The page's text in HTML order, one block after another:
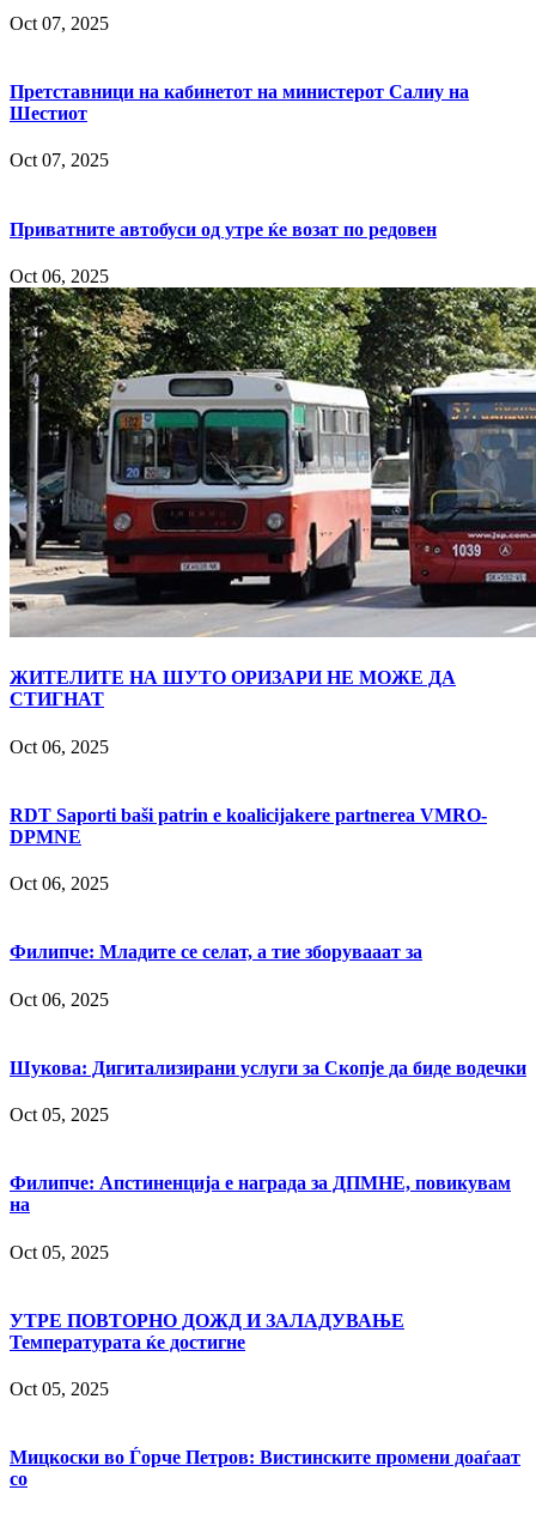
Oct 07, 2025
Претставници на кабинетот на министерот Салиу на
Шестиот
Oct 07, 2025
Приватните автобуси од утре ќе возат по редовен
Oct 06, 2025
ЖИТЕЛИТЕ НА ШУТО ОРИЗАРИ НЕ МОЖЕ ДА
СТИГНАТ
Oct 06, 2025
RDT Saporti baši patrin e koalicijakere partnerea VMRO-
DPMNE
Oct 06, 2025
Филипче: Младите се селат, а тие зборувааат за
Oct 06, 2025
Шукова: Дигитализирани услуги за Скопје да биде водечки
Oct 05, 2025
Филипче: Апстиненција е награда за ДПМНЕ, повикувам
на
Oct 05, 2025
УТРЕ ПОВТОРНО ДОЖД И ЗАЛАДУВАЊЕ
Температурата ќе достигне
Oct 05, 2025
Мицкоски во Ѓорче Петров: Вистинските промени доаѓаат
со